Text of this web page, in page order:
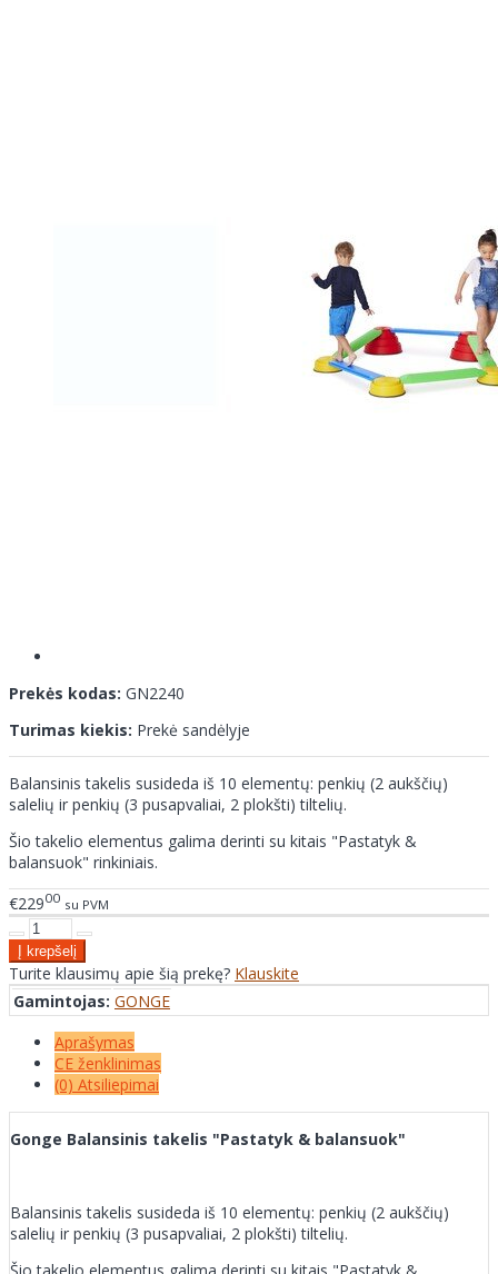
Prekės kodas: GN2240
Turimas kiekis: Prekė sandėlyje
Balansinis takelis susideda iš 10 elementų: penkių (2 aukščių)
salelių ir penkių (3 pusapvaliai, 2 plokšti) tiltelių.
Šio takelio elementus galima derinti su kitais "Pastatyk &
balansuok" rinkiniais.
€22900 su PVM
Turite klausimų apie šią prekę? Klauskite
Gamintojas: GONGE
Aprašymas
CE ženklinimas
(0) Atsiliepimai
Gonge Balansinis takelis "Pastatyk & balansuok"
Balansinis takelis susideda iš 10 elementų: penkių (2 aukščių)
salelių ir penkių (3 pusapvaliai, 2 plokšti) tiltelių.